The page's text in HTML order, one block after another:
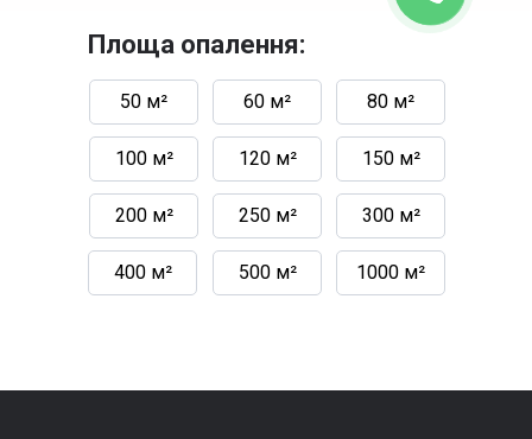
1000 м²
500 м²
400 м²
300 м²
50 м² 60 м² 80 м²
100 м² 120 м² 150 м²
200 м² 250 м²
Площа опалення: